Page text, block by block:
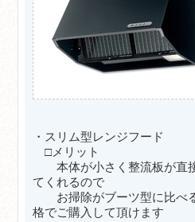
・スリム型レンジフード
□メリット
本体が小さく整流板が直
てくれるので
お掃除がブーツ型に比べ
格でご購入して頂けます